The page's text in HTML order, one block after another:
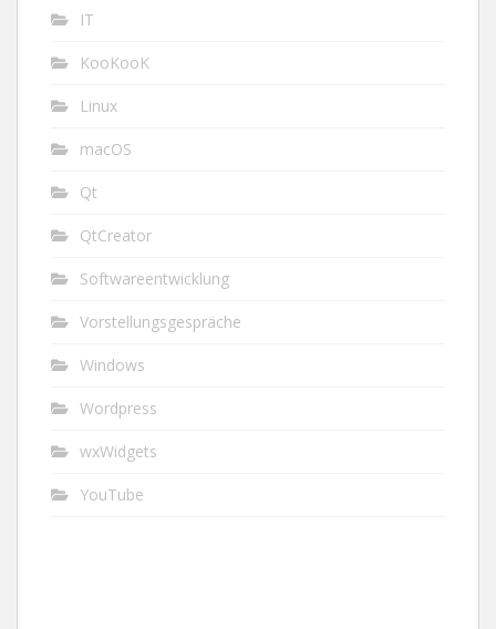
IT
KooKooK
Linux
macOS
Qt
QtCreator
Softwareentwicklung
Vorstellungsgespräche
Windows
Wordpress
wxWidgets
YouTube